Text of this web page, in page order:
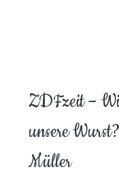
ZDFzeit –
unsere
Müller